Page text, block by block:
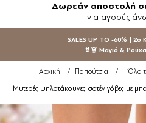
Δωρεάν αποστολή
για αγορές
SALES UP TO -60% |
👙👗 Μαγιό &
Αρχική / Παπούτσια / Όλα
Μυτερές ψηλοτάκουνες σατέν γόβες με